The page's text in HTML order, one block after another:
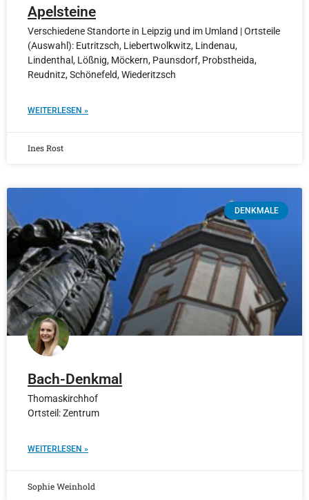
Apelsteine
Verschiedene Standorte in Leipzig und im Umland | Ortsteile
(Auswahl): Eutritzsch, Liebertwolkwitz, Lindenau,
Lindenthal, Lößnig, Möckern, Paunsdorf, Probstheida,
Reudnitz, Schönefeld, Wiederitzsch
WEITERLESEN »
Ines Rost
DENKMALE
Bach-Denkmal
Thomaskirchhof
Ortsteil: Zentrum
WEITERLESEN »
Sophie Weinhold